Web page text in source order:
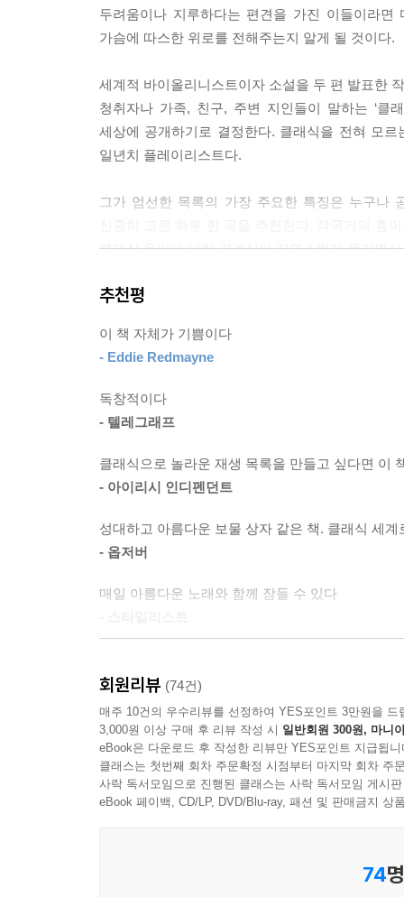
가 시작된다. 마치 “가자!”라고 외치는 듯하다. 이
나면, 내 주위의 분자들이 재배치되는 듯한 느낌이
지하철에서 오늘 살펴볼 이 곡을 듣고 있는데 옆자
했지만, 사실 나는 이 곡의 아름다움에 숨이 막힐
전에 폴란드의 작곡가이자 바이올리니스트인 헨
이 가능한 방식으로 내 인생을 바꾸었다. 여러분도
--- p.398
두려움이나 지루하다는 편견을 가진 이들이라
가슴에 따스한 위로를 전해주는지 알게 될 것이다.
세계적 바이올리니스트이자 소설을 두 편 발표한
청취자나 가족, 친구, 주변 지인들이 말하는 ‘클
세상에 공개하기로 결정한다. 클래식을 전혀 모
일년치 플레이리스트다.
그가 엄선한 목록의 가장 주요한 특징은 누구나
클래식 음악에 대한 경계심이 자연스럽게 풀리면
귀도 즐겁고 눈도 즐거운 클래식 안내서
이 책의 미덕은 인간적이라는 데 있다. 언제 어
작곡가들의 인간적인 면모에 집중한다. 특정 악
음악을 만들 당시 어떤 상황이었고 어떤 인간
누구보다 뜨거운 심장을 지닌 사람이었고 거친
책에 실린 목록의 또 다른 특징은 다양성에 있
멘델스존’을 떠올리지만, 책에선 펠릭스만큼 위
빙겐은 수녀원 설립과 식물학 연구, 강연, 독
하루 분량의 기쁨이 찾아오는 색다른 경험
정장을 차려입고 고가의 음악회에 가야만 진정
들고 다닌다. 저자는 쉽게, 간편하게, 가볍게 음
피아노 소리가 내 마음을 다 헤아린 것 같은 기분
언제나 강력하다. 지친 하루의 끝에 휴식을 주거
추천평
이 책 자체가 기쁨이다
- Eddie Redmayne
독창적이다
- 텔레그래프
클래식으로 놀라운 재생 목록을 만들고 싶다면 이
- 아이리시 인디펜던트
성대하고 아름다운 보물 상자 같은 책. 클래식 세계
- 옵저버
매일 아름다운 노래와 함께 잠들 수 있다
- 퍼블리셔스 위클리
매 페이지마다 열정이 흘러넘친다
- 메일 온 선데이
회원리뷰 (74건)
매주 10건의 우수리뷰를 선정하여 YES포인트 3만원을 드
3,000원 이상 구매 후 리뷰 작성 시 일반회원 300원, 마니
eBook은 다운로드 후 작성한 리뷰만 YES포인트 지급됩니
클래스는 첫번째 회차 주문확정 시점부터 마지막 회차 주
사락 독서모임으로 진행된 클래스는 사락 독서모임 게시
eBook 페이백, CD/LP, DVD/Blu-ray, 패션 및 판매금지 상
74